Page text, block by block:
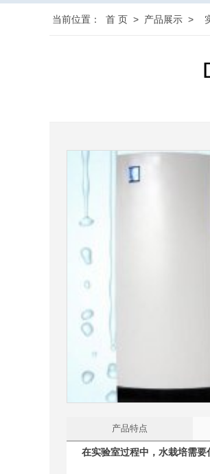
当前位置： 首 页 > 产品展示 >
产品特点
在实验室过程中， 水栽培需要